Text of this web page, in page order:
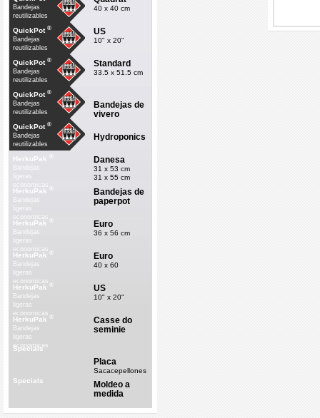
Bandejas
reutilizables
40 x 40 cm
QuickPot ®
Bandejas
reutilizables
US
10" x 20"
QuickPot ®
Bandejas
reutilizables
Standard
33.5 x 51.5 cm
QuickPot ®
Bandejas
reutilizables
Bandejas de
vivero
QuickPot ®
Bandejas
reutilizables
Hydroponics
HerkuPak
ligeras
economicas
Danesa
31 x 53 cm
31 x 55 cm
HerkuPak
Bandejas
ligeras
economicas
Bandejas de
paperpot
HerkuPak ®
Bandejas
ligeras
economicas
Euro
36 x 56 cm
HerkuPak ®
Bandejas
ligeras
economicas
Euro
40 x 60
HerkuPak ®
Bandejas
ligeras
economicas
US
10" x 20"
HerkuPak ®
Bandejas
ligeras
economicas
Casse do
seminie
Specials
Placa
Sacacepellones
Specials
Moldeo a
medida